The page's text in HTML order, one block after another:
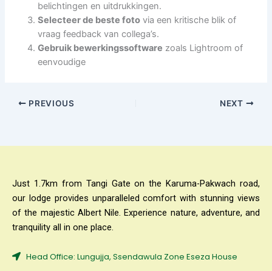
belichtingen en uitdrukkingen.
Selecteer de beste foto via een kritische blik of
vraag feedback van collega’s.
Gebruik bewerkingssoftware zoals Lightroom of
eenvoudige
PREVIOUS NEXT
Just 1.7km from Tangi Gate on the Karuma-Pakwach road,
our lodge provides unparalleled comfort with stunning views
of the majestic Albert Nile. Experience nature, adventure, and
tranquility all in one place.
Head Office: Lungujja, Ssendawula Zone Eseza House